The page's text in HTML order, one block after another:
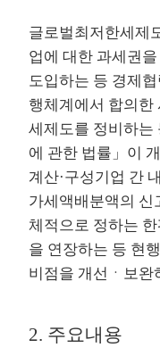
글로벌최저한세제
업에 대한 과세권
도입하는 등 경제
행체계에서 합의한
세제도를 정비하는
에 관한 법률」이
계산·구성기업 간
가세액배분액의 신
체적으로 정하는
을 연장하는 등 현
비점을 개선ㆍ보완
2. 주요내용